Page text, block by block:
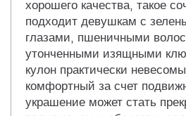
хорошего качества, такое
подходит девушкам с
глазами, пшеничными
утонченными изящными
кулон практически
комфортный за счет
украшение может стать